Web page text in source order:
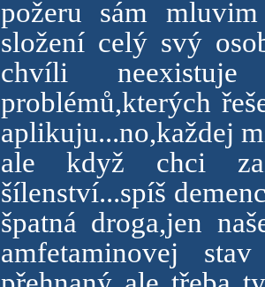
požeru sám
složení celý svý
chvíli
problémů,kterých
aplikuju...no,každej
ale když chci
šílenství...spíš
špatná droga,jen
amfetaminovej